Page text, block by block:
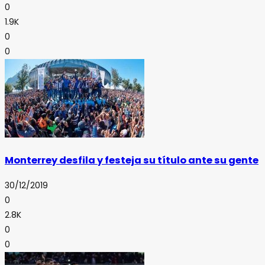
0
1.9K
0
0
Monterrey desfila y festeja su título ante su gente
30/12/2019
0
2.8K
0
0